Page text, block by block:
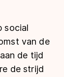
social
van de
de tijd
de strijd